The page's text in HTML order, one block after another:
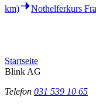
km)
Nothelferkurs
Startseite
Blink AG
Telefon 031 539 10 65